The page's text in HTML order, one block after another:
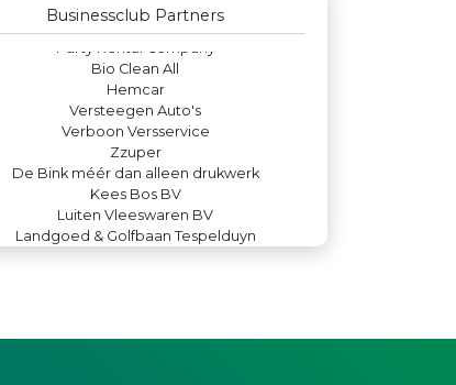
Businessclub Partners
Rood Risicobeheersing BV
Party Rental Company
Bio Clean All
Hemcar
Versteegen Auto's
Verboon Versservice
Zzuper
De Bink méér dan alleen drukwerk
Kees Bos BV
Luiten Vleeswaren BV
Landgoed & Golfbaan Tespelduyn
Leidse Letselschade Advocaten